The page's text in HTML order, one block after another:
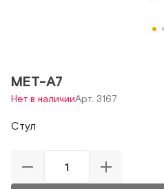
МЕТ-А7
Нет в наличииАрт. 3167
Стул